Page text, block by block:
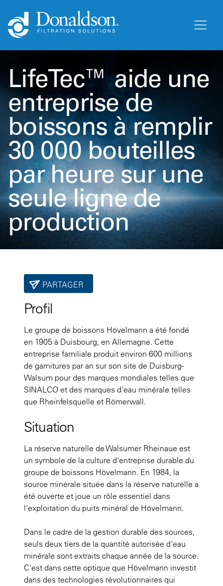
LifeTec™ aide une
entreprise de
boissons à remplir
30 000 bouteilles
par heure sur une
seule ligne de
production
PARTAGER
Profil
Le groupe de boissons Hövelmann a été fondé
en 1905 à Duisbourg, en Allemagne. Cette
entreprise familiale produit environ 600 millions
de garnitures par an sur son site de Duisburg-
Walsum pour des marques mondiales telles que
SINALCO et des marques d'eau minérale telles
que Rheinfelsquelle et Römerwall.
Situation
La réserve naturelle de Walsumer Rheinaue est
un symbole de la culture d'entreprise durable du
groupe de boissons Hövelmann. En 1984, la
source minérale située dans la réserve naturelle a
été ouverte et joue un rôle essentiel dans
l'exploitation du puits minéral de Hövelmann.
Dans le cadre de la gestion durable des sources,
seuls deux tiers de la quantité autorisée d'eau
minérale sont extraits chaque année de la source.
C'est dans cette optique que Hövelmann investit
dans des technologies révolutionnaires qui